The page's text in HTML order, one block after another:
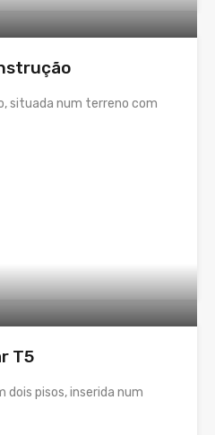
situada num terreno com
T5
dois pisos, inserida num